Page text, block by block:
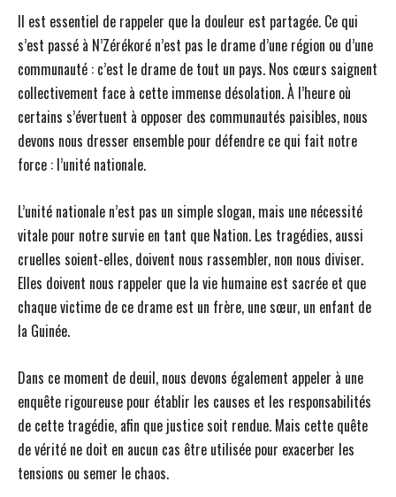
Il est essentiel de rappeler que la douleur est partagée. Ce qui
s’est passé à N’Zérékoré n’est pas le drame d’une région ou d’une
communauté : c’est le drame de tout un pays. Nos cœurs saignent
collectivement face à cette immense désolation. À l’heure où
certains s’évertuent à opposer des communautés paisibles, nous
devons nous dresser ensemble pour défendre ce qui fait notre
force : l’unité nationale.
L’unité nationale n’est pas un simple slogan, mais une nécessité
vitale pour notre survie en tant que Nation. Les tragédies, aussi
cruelles soient-elles, doivent nous rassembler, non nous diviser.
Elles doivent nous rappeler que la vie humaine est sacrée et que
chaque victime de ce drame est un frère, une sœur, un enfant de
la Guinée.
Dans ce moment de deuil, nous devons également appeler à une
enquête rigoureuse pour établir les causes et les responsabilités
de cette tragédie, afin que justice soit rendue. Mais cette quête
de vérité ne doit en aucun cas être utilisée pour exacerber les
tensions ou semer le chaos.